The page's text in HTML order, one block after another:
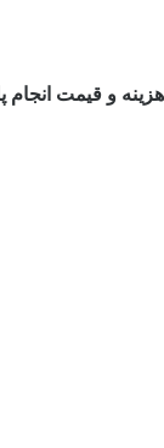
و قیمت انجام